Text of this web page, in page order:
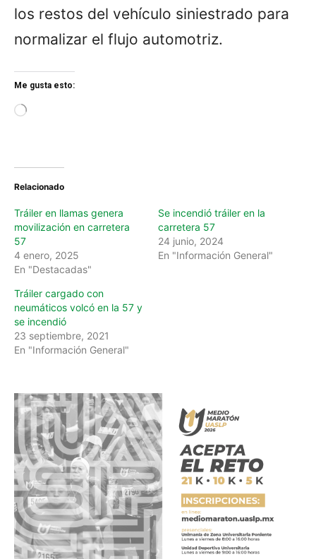
los restos del vehículo siniestrado para
normalizar el flujo automotriz.
Me gusta esto:
g
Relacionado
Tráiler en llamas genera
movilización en carretera
57
4 enero, 2025
En "Destacadas"
Se incendió tráiler en la
carretera 57
24 junio, 2024
En "Información General"
Tráiler cargado con
neumáticos volcó en la 57 y
se incendió
23 septiembre, 2021
En "Información General"